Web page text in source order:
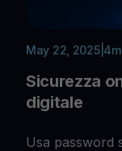
May 22, 2025| 4
Sicurezza
digitale
Usa password